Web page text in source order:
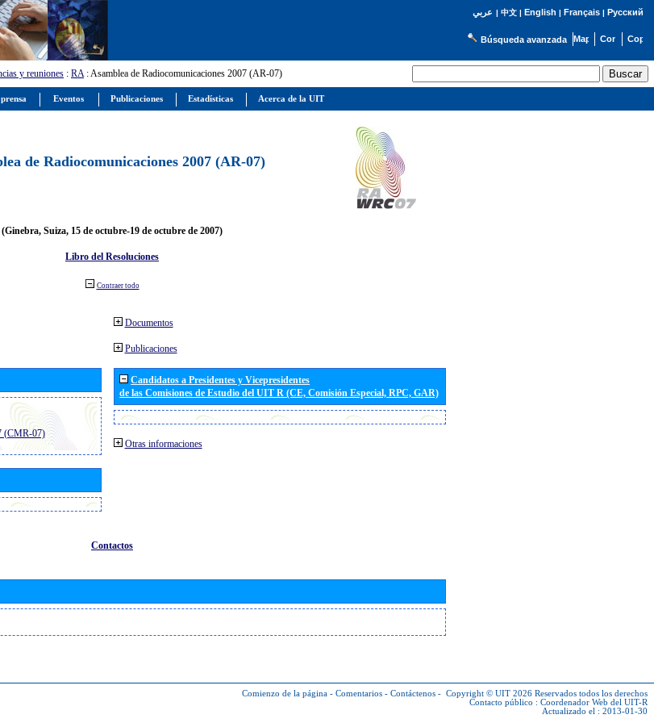
عربي | 中文| English | Français| Русский
Búsqueda avanzada
y reuniones : RA: Asamblea de Radiocomunicaciones 2007 (AR-07)
de Radiocomunicaciones 2007 (AR-07)
(Ginebra, Suiza, 15 de octubre-19 de octubre de 2007)
Libro del Resoluciones
Contraer todo
(CMR-07)
Documentos
Publicaciones
Candidatos a Presidentes y Vicepresidentes
de las Comisiones de Estudio del UIT R (CE, Comisión Especial, RPC, GAR)
Otras informaciones
Contactos
Comienzo de la página - Comentarios - Contáctenos - Copyright © UIT 2026 Reservados todos los derechos
Contacto público : Coordenador Web del UIT-R
Actualizado el : 2013-01-30
Eventos Publicaciones Estadísticas Acerca de la UIT